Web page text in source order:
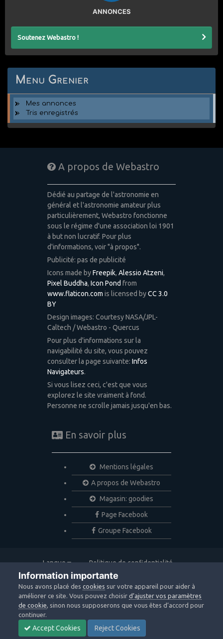
ANNONCES
Soutenez Webastro !
Menu Grenier
Mes annonces
Tris enregistrés
A propos de Webastro
Dédié au partage de l'astronomie en
général et l'astronomie amateur plus
particulièrement, Webastro fonctionne
sous le régime d'une association loi 1901
à but non lucratif. Pour plus
d'informations, voir "à propos".
Publicité: pas de publicité
Icons made byFreepik, Alessio Atzeni,
Pixel Buddha, Icon Pond from
www.flaticon.com is licensed byCC 3.0
BY
Design images: Courtesy NASA/JPL-
Caltech / Webastro - Quercus
Pour plus d'informations sur la
navigabilité du site, vous pouvez
consulter la page suivante: Infos
Navigateurs.
Si vous lisez ceci, c'est que vous
explorez le site vraiment à fond.
Personne ne scrolle jamais jusqu'en bas.
En savoir plus
Mentions légales
A propos de Webastro
Magasin: goodies
Page Facebook
Groupe Facebook
Langue
Politique de confidentialité
Nous contacter
Copyright © 2020 Webastro
Powered by Invision Community
Information importante
Nous avons placé descookies sur votre appareil pour aider à
améliorer ce site. Vous pouvez choisird’ajuster vos paramètres
de cookie, sinon nous supposerons que vous êtes d’accord pour
continuer.
Accept Cookies Reject Cookies